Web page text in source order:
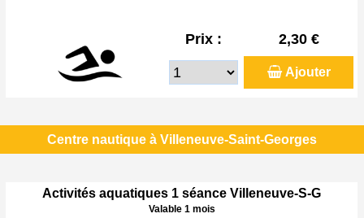
Prix : 2,30 €
Ajouter
Centre nautique à Villeneuve-Saint-Georges
Activités aquatiques 1 séance Villeneuve-S-G
Valable 1 mois